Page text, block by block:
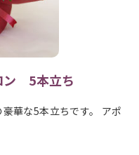
ン 5本立ち
華な5本立ちです。 アポ